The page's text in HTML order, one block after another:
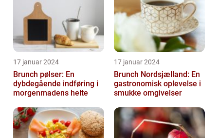
17 januar 2024
Brunch pølser: En
dybdegående indføring i
morgenmadens helte
17 januar 2024
Brunch Nordsjælland: En
gastronomisk oplevelse i
smukke omgivelser